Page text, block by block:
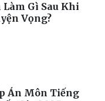
Gì Sau Khi
Vọng?
Án Môn Tiếng